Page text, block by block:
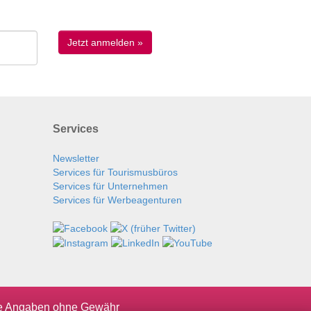
Services
Newsletter
Services für Tourismusbüros
Services für Unternehmen
Services für Werbeagenturen
Angaben ohne Gewähr